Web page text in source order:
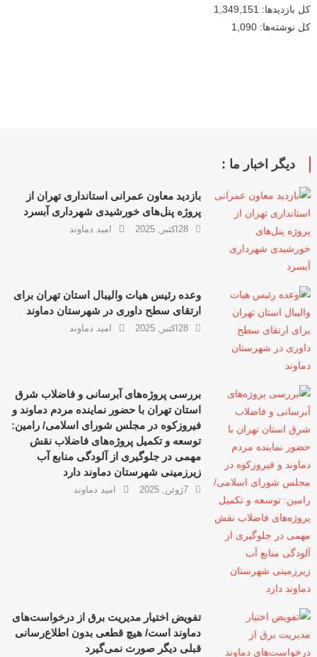
کل بازدیدها: 1,349,151
کل نوشته‌ها: 1,090
دیگر اخبار ما :
بازدید معاون عمرانی استانداری تهران از
پروژه پنل‌های خورشیدی شهرداری آبسرد
28اکتبر, 2025 امید دماوند
وعده رئیس هیات والیبال استان تهران برای
ارتقای سطح داوری در شهرستان دماوند
28اکتبر, 2025 امید دماوند
بررسی پروژه‌های آبرسانی و فاضلاب شرق
استان تهران با حضور نماینده مردم دماوند و
فیروزکوه در مجلس شورای اسلامی/ رامین:
توسعه و تکمیل پروژه‌های فاضلاب نقش
مهمی در جلوگیری از آلودگی منابع آب
زیرزمینی شهرستان دماوند دارد
7ژوئن, 2025 امید دماوند
تفویض اختیار مدیریت برق از درخواست‌های
دماوند است/ هیچ قطعی بدون اطلاع‌رسانی
قبلی دیگر صورت نمی‌گیرد